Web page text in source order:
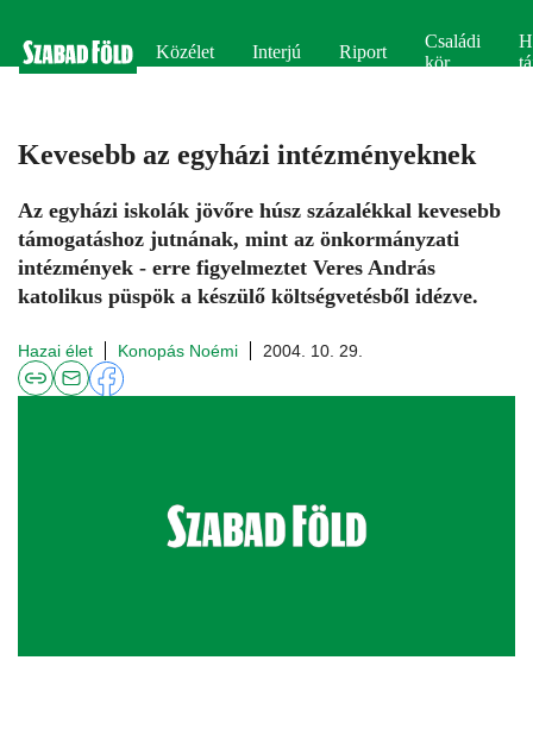
Közélet Interjú Riport
Családi
kör
Kevesebb az egyházi intézményeknek
Az egyházi iskolák jövőre húsz százalékkal kevesebb
támogatáshoz jutnának, mint az önkormányzati
intézmények - erre figyelmeztet Veres András
katolikus püspök a készülő költségvetésből idézve.
Hazai élet Konopás Noémi 2004. 10. 29.